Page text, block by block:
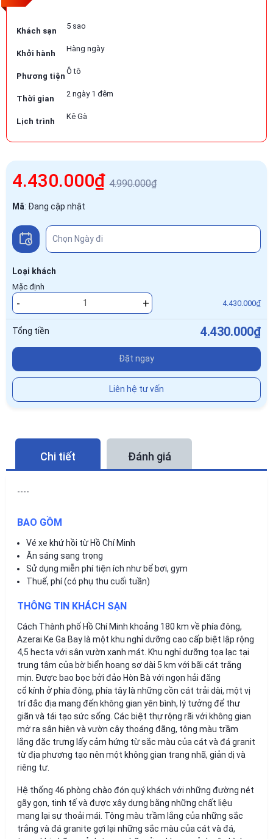
Khách sạn
5 sao
Khởi hành
Hàng ngày
Phương tiện
Ô tô
Thời gian
2 ngày 1 đêm
Lịch trình
Kê Gà
4.430.000₫ 4.990.000₫
Mã: Đang cập nhật
Loại khách
Mặc định
- + 4.430.000₫
Tổng tiền 4.430.000₫
Đặt ngay
Liên hệ tư vấn
Chi tiết Đánh giá
----
BAO GỒM
Vé xe khứ hồi từ Hồ Chí Minh
Ăn sáng sang trọng
Sử dụng miễn phí tiện ích như bể bơi, gym
Thuế, phí (có phụ thu cuối tuần)
THÔNG TIN KHÁCH SẠN
Cách Thành phố Hồ Chí Minh khoảng 180 km về phía đông,
Azerai Ke Ga Bay là một khu nghỉ dưỡng cao cấp biệt lập rộng
4,5 hecta với sân vườn xanh mát. Khu nghỉ dưỡng tọa lạc tại
trung tâm của bờ biển hoang sơ dài 5 km với bãi cát trắng
mịn. Được bao bọc bởi đảo Hòn Bà với ngọn hải đăng
cổ kính ở phía đông, phía tây là những cồn cát trải dài, một vị
trí đắc địa mang đến không gian yên bình, lý tưởng để thư
giãn và tái tạo sức sống. Các biệt thự rộng rãi với không gian
mở ra sân hiên và vườn cây thoáng đãng, tông màu trầm
lắng đặc trưng lấy cảm hứng từ sắc màu của cát và đá granit
từ địa phương tạo nên một không gian trang nhã, giản dị và
riêng tư.
Hệ thống 46 phòng chào đón quý khách với những đường nét
gãy gọn, tinh tế và được xây dựng bằng những chất liệu
mang lại sự thoải mái. Tông màu trầm lắng của những sắc
trắng và đá granite gợi lại những sắc màu của cát và đá,